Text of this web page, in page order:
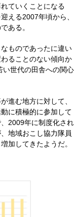
ていくことになる
える2007年頃から、
ある。
ものであったに違い
ることのない傾向か
い世代の田舎への関心
進む地方に対して、
に積極的に参加して
2009年に制度化され
地域おこし協力隊員
加してきたようだ。